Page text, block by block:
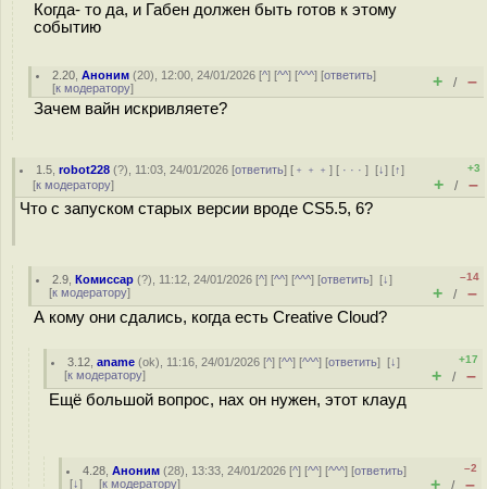
Когда- то да, и Габен должен быть готов к этому
событию
2.20 ,Аноним (20), 12:00, 24/01/2026 [^] [^^] [^^^] [ответить]
[к модератору] + / –
Зачем вайн искривляете?
1.5 ,robot228 (?), 11:03, 24/01/2026 [ответить] [ ﹢﹢﹢] [ · · ·][↓] [↑]
[к модератору]
+3
+ / –
Что с запуском старых версии вроде CS5.5, 6?
2.9 ,Комиссар (?), 11:12, 24/01/2026 [^] [^^] [^^^] [ответить][↓]
[к модератору]
–14
+ / –
А кому они сдались, когда есть Creative Cloud?
3.12 ,aname (ok), 11:16, 24/01/2026 [^] [^^] [^^^] [ответить][↓]
[к модератору]
+17
+ / –
Ещё большой вопрос, нах он нужен, этот клауд
4.28 ,Аноним (28), 13:33, 24/01/2026 [^] [^^] [^^^] [ответить]
[↓] [к модератору]
–2
+ / –